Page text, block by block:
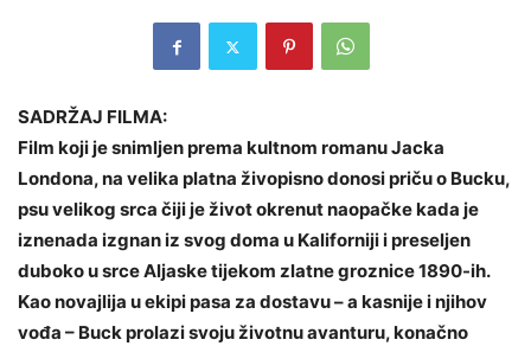
SADRŽAJ FILMA:
Film koji je snimljen prema kultnom romanu Jacka
Londona, na velika platna živopisno donosi priču o Bucku,
psu velikog srca čiji je život okrenut naopačke kada je
iznenada izgnan iz svog doma u Kaliforniji i preseljen
duboko u srce Aljaske tijekom zlatne groznice 1890-ih.
Kao novajlija u ekipi pasa za dostavu – a kasnije i njihov
vođa – Buck prolazi svoju životnu avanturu, konačno